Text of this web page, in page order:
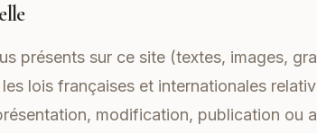
présents sur ce site (textes, images,
lois françaises et internationales
modification, publication ou